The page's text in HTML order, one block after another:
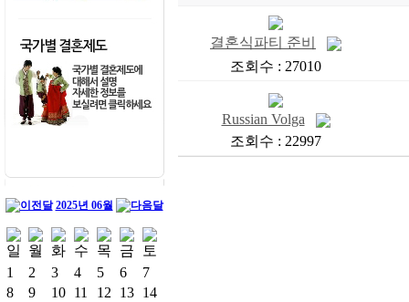
2025년 06월
1 2 3 4 5 6
7
8
9 10 11 12 13 14
결혼식파티 준비
조회수 : 27010
Russian Volga
조회수 : 22997